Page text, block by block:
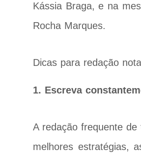
Kássia Braga, e na
Rocha Marques.
Dicas para redação
1. Escreva
A redação frequente
melhores estratégias,